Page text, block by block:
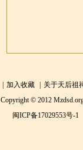
加入收藏
关于天后祖
Copyright © 2012
闽ICP备17029553号-1